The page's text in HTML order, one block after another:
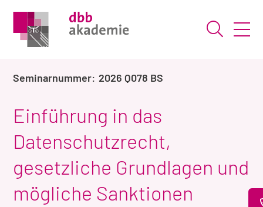
Suche
2026 Q078 BS
Einführung in das
Datenschutzrecht,
gesetzliche Grundlagen und
mögliche Sanktionen